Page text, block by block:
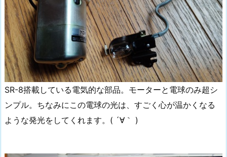
SR-8搭載している電気的な部品。モーターと電球のみ超シ
ンプル。ちなみにこの電球の光は、すごく心が温かくなる
ような発光をしてくれます。( ´∀｀ )